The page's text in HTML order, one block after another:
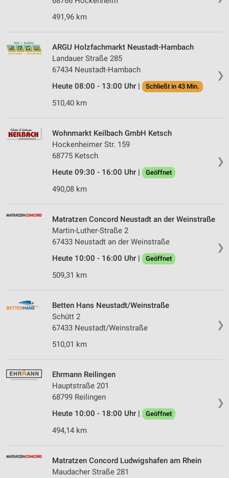
491,96 km
❯
ARGU Holzfachmarkt Neustadt-Hambach
Landauer Straße 285
67434 Neustadt-Hambach
Heute 08:00 - 13:00 Uhr |
Schließt in 43 Min.
510,40 km
❯
Wohnmarkt Keilbach GmbH Ketsch
Hockenheimer Str. 159
68775 Ketsch
Heute 09:30 - 16:00 Uhr |
Geöffnet
490,08 km
❯
Matratzen Concord Neustadt an der Weinstraße
Martin-Luther-Straße 2
67433 Neustadt an der Weinstraße
Heute 10:00 - 16:00 Uhr |
Geöffnet
509,31 km
❯
Betten Hans Neustadt/Weinstraße
Schütt 2
67433 Neustadt/Weinstraße
510,01 km
❯
Ehrmann Reilingen
Hauptstraße 201
68799 Reilingen
Heute 10:00 - 18:00 Uhr |
Geöffnet
494,14 km
Matratzen Concord Ludwigshafen am Rhein
Maudacher Straße 281